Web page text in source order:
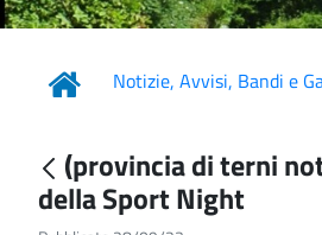
Notizie, Avvisi, Bandi e
(provincia di terni
della Sport Night